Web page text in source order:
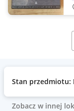
Stan przedmiotu:
Zobacz w innej